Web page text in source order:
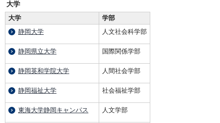
大学
大学
学部
静岡大学
人文社会科学部
静岡県立大学 国際関係学部
静岡英和学院大学 人間社会学部
静岡福祉大学 社会福祉学部
東海大学静岡キャンパス 人文学部